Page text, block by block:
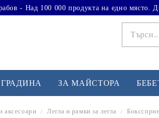
- Над 100 000 продукта на едно място.
ЗА МАЙСТОРА
аксесоари Легла и рамки за легла